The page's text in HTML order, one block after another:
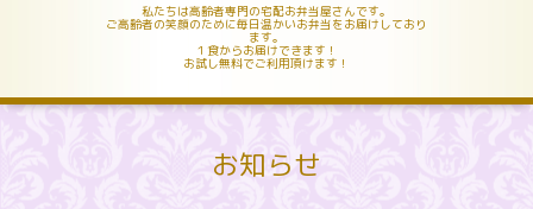
私たちは高齢者専門の宅配お弁当屋さんです。
ご高齢者の笑顔のために毎日温かいお弁当をお届けしており
ます。
１食からお届けできます！
お試し無料でご利用頂けます！
お知らせ